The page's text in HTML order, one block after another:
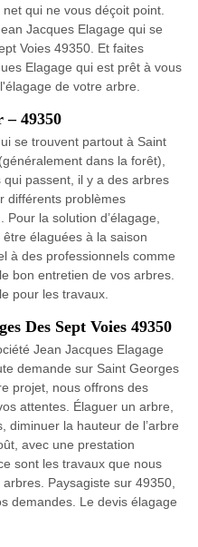
qui ne vous déçoit point.
Jacques Elagage qui se
Voies 49350. Et faites
Elagage qui est prêt à vous
de votre arbre.
– 49350
se trouvent partout à Saint
dans la forêt),
passent, il y a des arbres
différents problèmes
la solution d’élagage,
élaguées à la saison
à des professionnels comme
bon entretien de vos arbres.
pour les travaux.
Des Sept Voies 49350
Jean Jacques Elagage
demande sur Saint Georges
projet, nous offrons des
attentes. Élaguer un arbre,
diminuer la hauteur de l’arbre
avec une prestation
sont les travaux que nous
Paysagiste sur 49350,
demandes. Le devis élagage